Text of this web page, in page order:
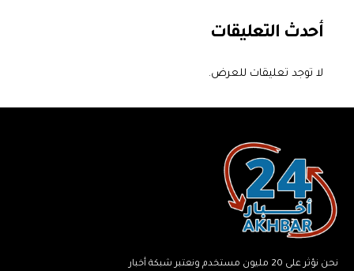
أحدث التعليقات
لا توجد تعليقات للعرض.
نحن نؤثر على 20 مليون مستخدم ونعتبر شبكة أخبار